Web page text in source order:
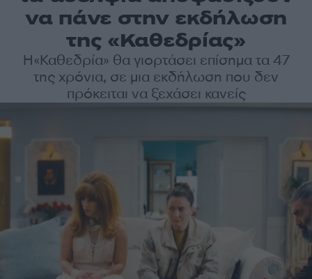
να πάνε στην εκδήλωση
της «Καθεδρίας»
Η«Καθεδρία» θα γιορτάσει επίσημα τα 47
της χρόνια, σε μια εκδήλωση που δεν
πρόκειται να ξεχάσει κανείς